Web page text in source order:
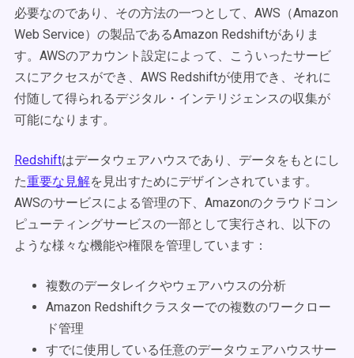
必要なのであり、その方法の一つとして、AWS（Amazon
Web Service）の製品であるAmazon Redshiftがありま
す。AWSのアカウント設定によって、こういったサービ
スにアクセスができ、AWS Redshiftが使用でき、それに
付随して得られるデジタル・インテリジェンスの収集が
可能になります。
Redshiftはデータウェアハウスであり、データをもとにし
た重要な見解を見出すためにデザインされています。
AWSのサービスによる管理の下、Amazonのクラウドコン
ピューティングサービスの一部として実行され、以下の
ような様々な機能や権限を管理しています：
複数のデータレイクやウェアハウスの分析
Amazon Redshiftクラスターでの複数のワークロー
ド管理
すでに使用している任意のデータウェアハウスサー